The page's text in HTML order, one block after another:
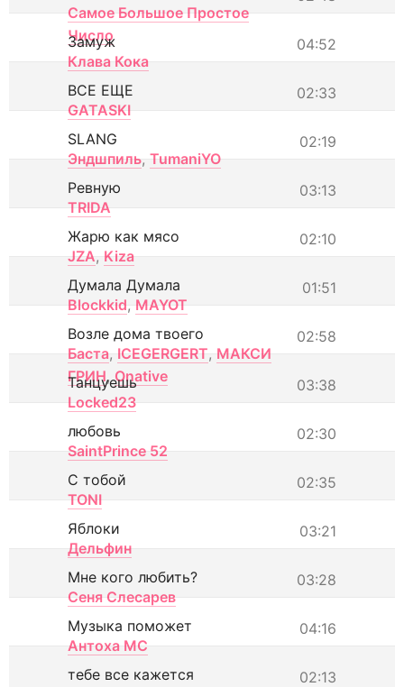
Самое Большое Простое
Число
04:52
Замуж
Клава Кока
02:33
ВСЕ ЕЩЕ
GATASKI
02:19
SLANG
Эндшпиль, TumaniYO
03:13
Ревную
TRIDA
02:10
Жарю как мясо
JZA, Kiza
01:51
Думала Думала
Blockkid, MAYOT
02:58
Возле дома твоего
Баста, ICEGERGERT, МАКСИ
ГРИН, Onative 03:38
Танцуешь
Locked23
02:30
любовь
SaintPrince 52
02:35
С тобой
TONI
03:21
Яблоки
Дельфин
03:28
Мне кого любить?
Сеня Слесарев
04:16
Музыка поможет
Антоха МС
02:13
тебе все кажется